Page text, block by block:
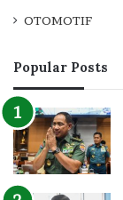
OTOMOTIF
Popular Posts